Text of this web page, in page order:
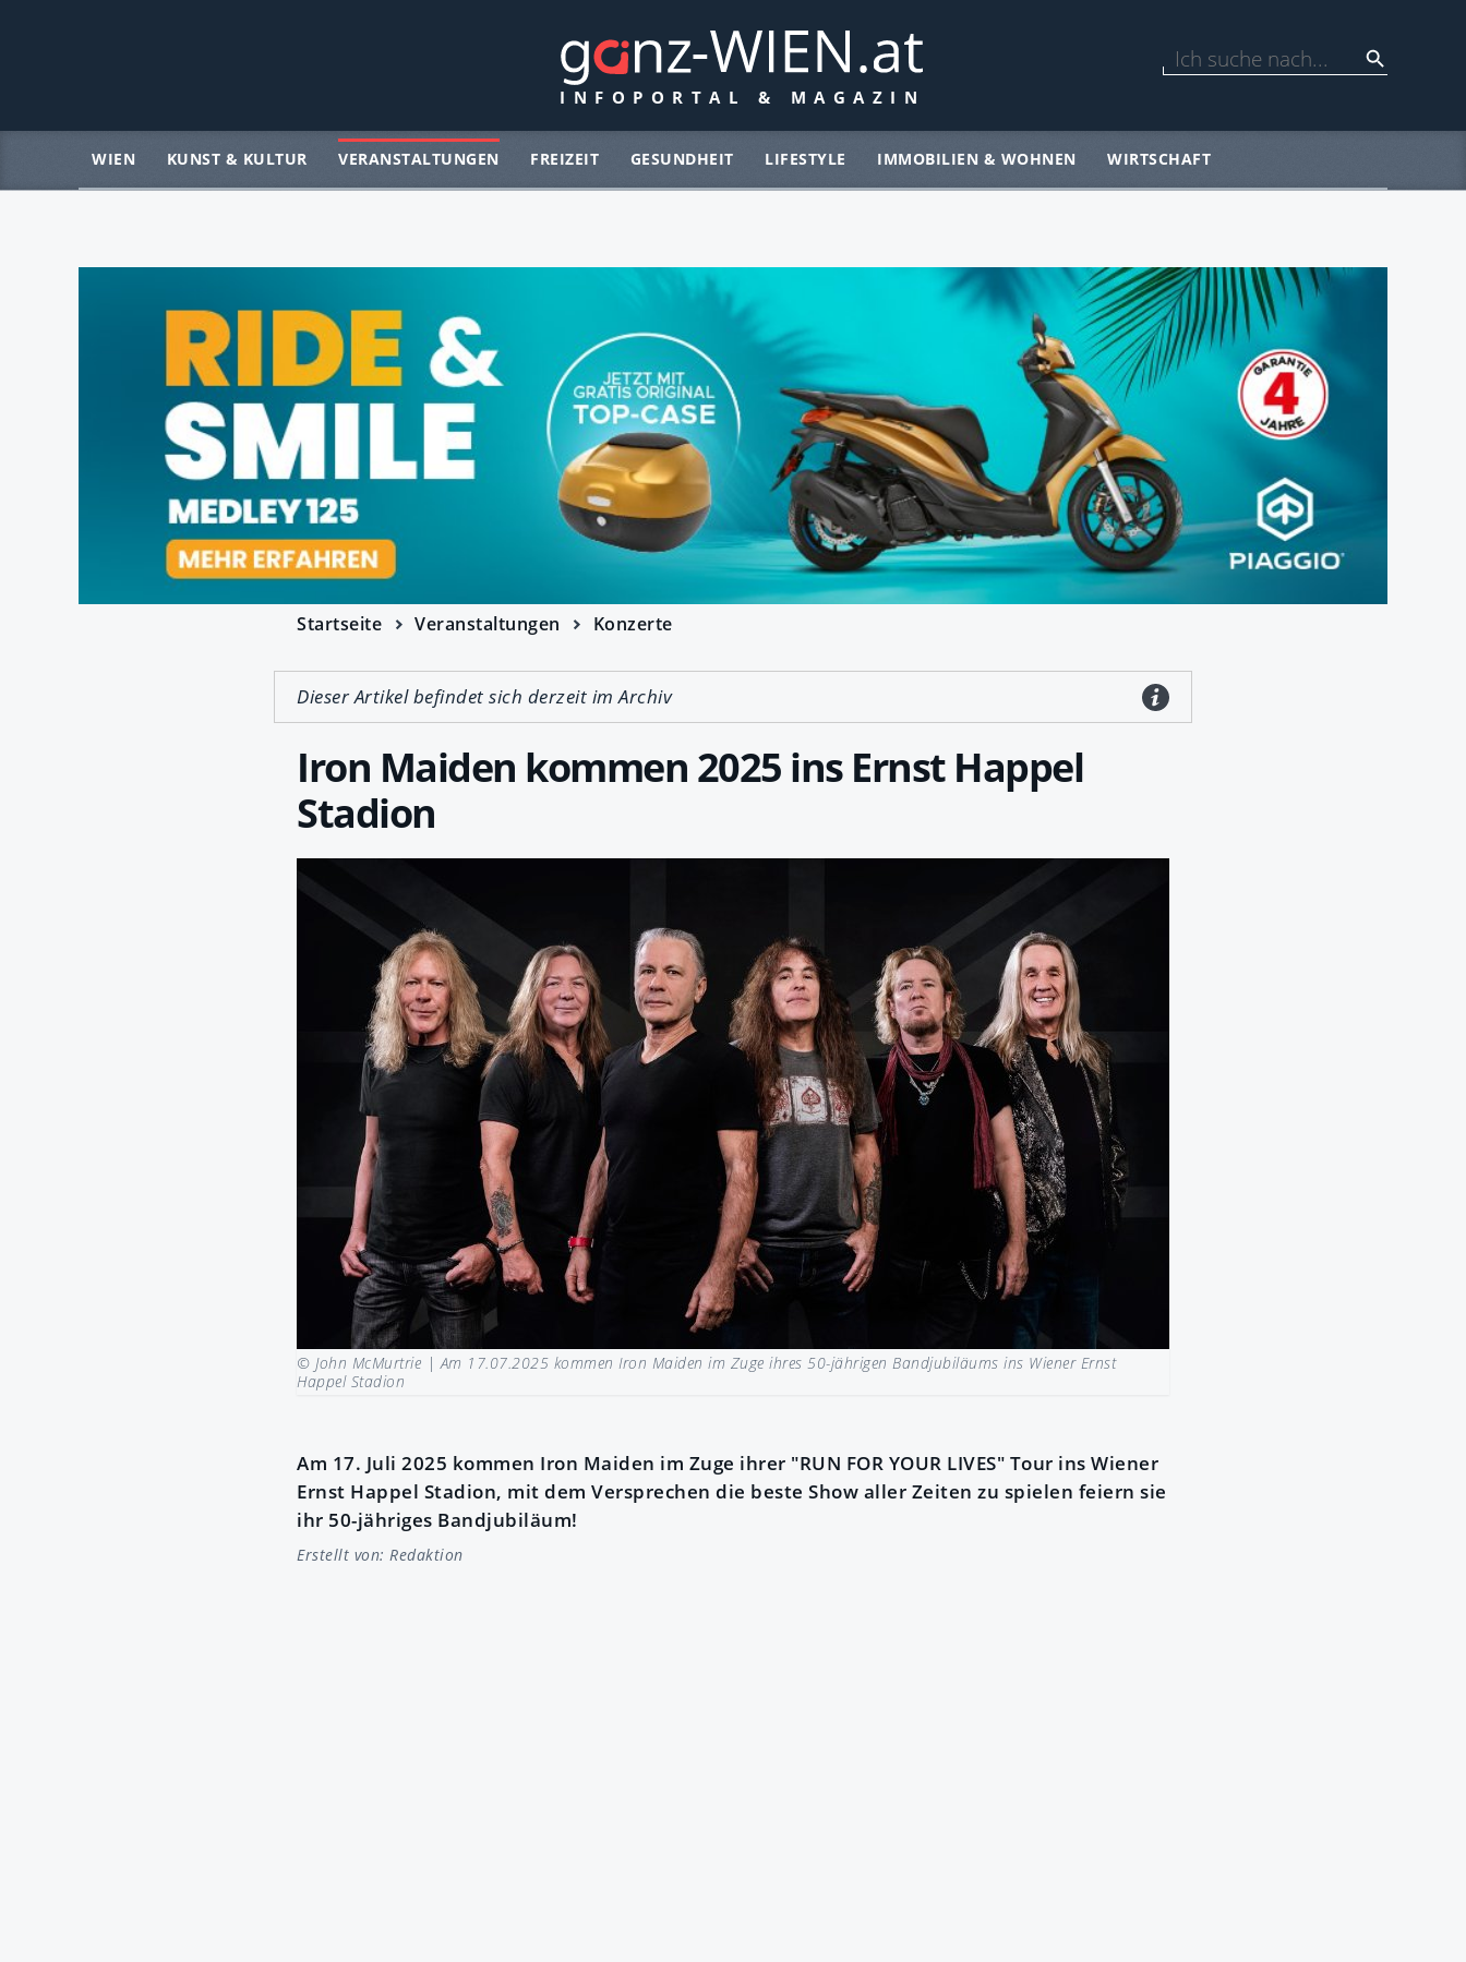
WIEN KUNST & KULTUR VERANSTALTUNGEN FREIZEIT GESUNDHEIT LIFESTYLE IMMOBILIEN & WOHNEN WIRTSCHAFT
Startseite Veranstaltungen Konzerte
Dieser Artikel befindet sich derzeit im Archiv
Iron Maiden kommen 2025 ins Ernst Happel
Stadion
© John McMurtrie |Am 17.07.2025 kommen Iron Maiden im Zuge ihres 50-jährigen Bandjubiläums ins Wiener Ernst
Happel Stadion
Am 17. Juli 2025 kommen Iron Maiden im Zuge ihrer "RUN FOR YOUR LIVES" Tour ins Wiener
Ernst Happel Stadion, mit dem Versprechen die beste Show aller Zeiten zu spielen feiern sie
ihr 50-jähriges Bandjubiläum!
Erstellt von: Redaktion